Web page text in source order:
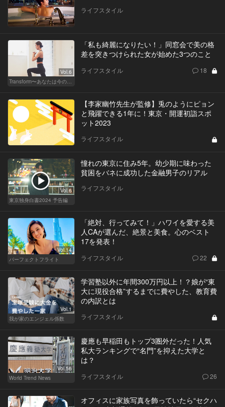
ライフスタイル
Vol.6
Transform〜あなたは今の自分に満足してますか？〜
「私も綺麗になりたい！」同窓会で美の格
差を突きつけられた女が始めた3つのこと
ライフスタイル 18
【李家幽竹先生が監修】兎のようにピョン
と飛躍できる1年に！東京・開運初詣スポ
ット2023
ライフスタイル
Vol.6
東京独身白書2024 予告編
憧れの東京に住み5年。幼少期に味わった
貧困をバネに成功した金融男子のリアル
ライフスタイル
Vol.14
パーフェクトフライト
「絶対、行ってみて！」ハワイを愛する美
人CAが選んだ、絶景と美食。心のベスト
17を発表！
ライフスタイル 22
Vol.1
我が家のエンジェル係数
学習塾以外に年間300万円以上！？娘が“東
大に現役合格”するまでに費やした、教育費
の内訳とは
ライフスタイル
Vol.56
World Trend News
慶應も早稲田もトップ3圏外だった！人気
私大ランキングで“名門”を抑えた大学と
は？
ライフスタイル 26
オフィスに家族写真を飾っていたら“セクハ